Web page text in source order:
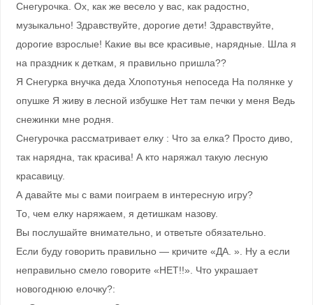
Снегурочка. Ох, как же весело у вас, как радостно,
музыкально! Здравствуйте, дорогие дети! Здравствуйте,
дорогие взрослые! Какие вы все красивые, нарядные. Шла я
на праздник к деткам, я правильно пришла??
Я Снегурка внучка деда Хлопотунья непоседа На полянке у
опушке Я живу в лесной избушке Нет там печки у меня Ведь
снежинки мне родня.
Снегурочка рассматривает елку : Что за елка? Просто диво,
так нарядна, так красива! А кто наряжал такую лесную
красавицу.
А давайте мы с вами поиграем в интересную игру?
То, чем елку наряжаем, я детишкам назову.
Вы послушайте внимательно, и ответьте обязательно.
Если буду говорить правильно — кричите «ДА. ». Ну а если
неправильно смело говорите «НЕТ!!». Что украшает
новогоднюю елочку?: